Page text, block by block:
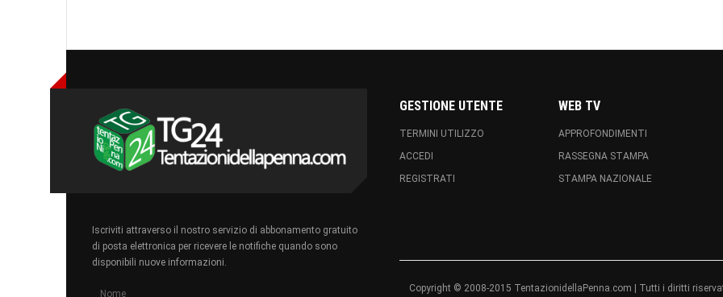
Iscriviti attraverso il nostro servizio di abbonamento gratuito
di posta elettronica per ricevere le notifiche quando sono
disponibili nuove informazioni.
GESTIONE UTENTE
TERMINI UTILIZZO
ACCEDI
REGISTRATI
WEB TV
APPROFONDIMENTI
RASSEGNA STAMPA
STAMPA NAZIONALE
Copyright © 2008-2015 TentazionidellaPenna.com | Tutti i diritti